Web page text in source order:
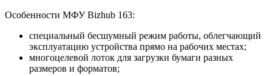
Особенности МФУ Bizhub 163:
специальный бесшумный режим работы, облегчающий
эксплуатацию устройства прямо на рабочих местах;
многоцелевой лоток для загрузки бумаги разных
размеров и форматов;